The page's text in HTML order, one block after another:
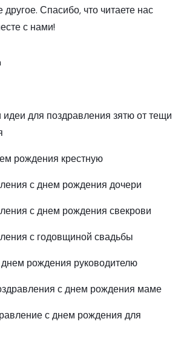
Спасибо, что читаете нас
с нами!
для поздравления зятю от тещи
рождения крестную
с днем рождения дочери
с днем рождения свекрови
с годовщиной свадьбы
рождения руководителю
с днем рождения маме
с днем рождения для